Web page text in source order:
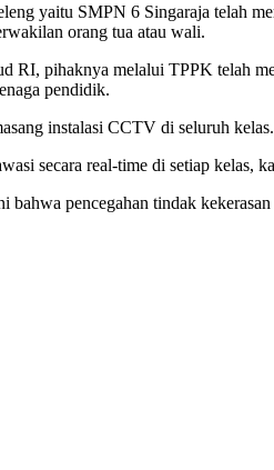
yaitu SMPN 6 Singaraja telah
orang tua atau wali.
RI, pihaknya melalui TPPK telah
pendidik.
instalasi CCTV di seluruh
secara real-time di setiap kelas,
pencegahan tindak